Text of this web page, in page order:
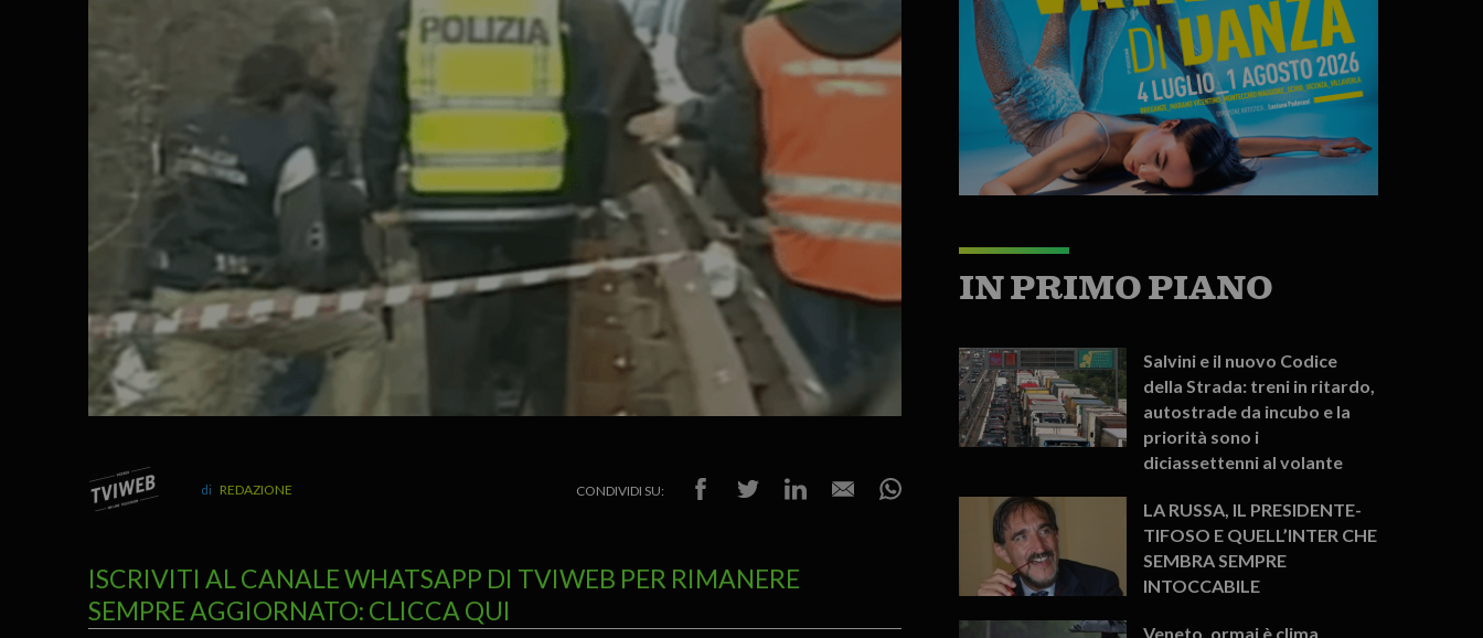
REDAZIONE CONDIVIDI SU:
ISCRIVITI AL CANALE WHATSAPP DI TVIWEB PER RIMANERE
SEMPRE AGGIORNATO: CLICCA QUI
IN PRIMO PIANO
Salvini e il nuovo Codice
della Strada: treni in ritardo,
autostrade da incubo e la
priorità sono i
diciassettenni al volante
LA RUSSA, IL PRESIDENTE-
TIFOSO E QUELL’INTER CHE
SEMBRA SEMPRE
INTOCCABILE
Veneto, ormai è clima